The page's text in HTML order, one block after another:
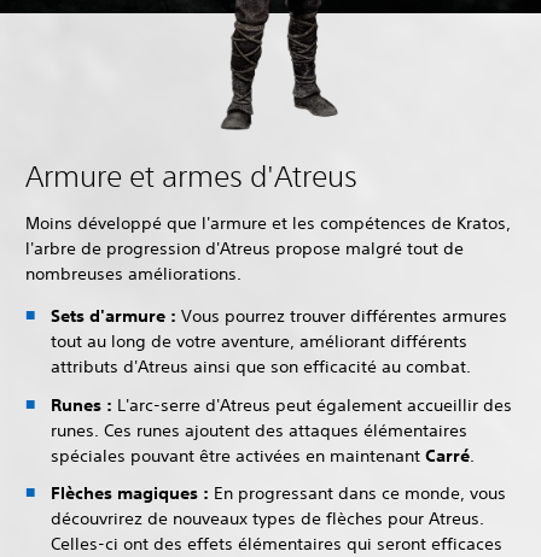
Armure et armes d'Atreus
Moins développé que l'armure et les compétences de Kratos,
l'arbre de progression d'Atreus propose malgré tout de
nombreuses améliorations.
Sets d'armure : Vous pourrez trouver différentes armures
tout au long de votre aventure, améliorant différents
attributs d'Atreus ainsi que son efficacité au combat.
Runes : L'arc-serre d'Atreus peut également accueillir des
runes. Ces runes ajoutent des attaques élémentaires
spéciales pouvant être activées en maintenant Carré.
Flèches magiques : En progressant dans ce monde, vous
découvrirez de nouveaux types de flèches pour Atreus.
Celles-ci ont des effets élémentaires qui seront efficaces